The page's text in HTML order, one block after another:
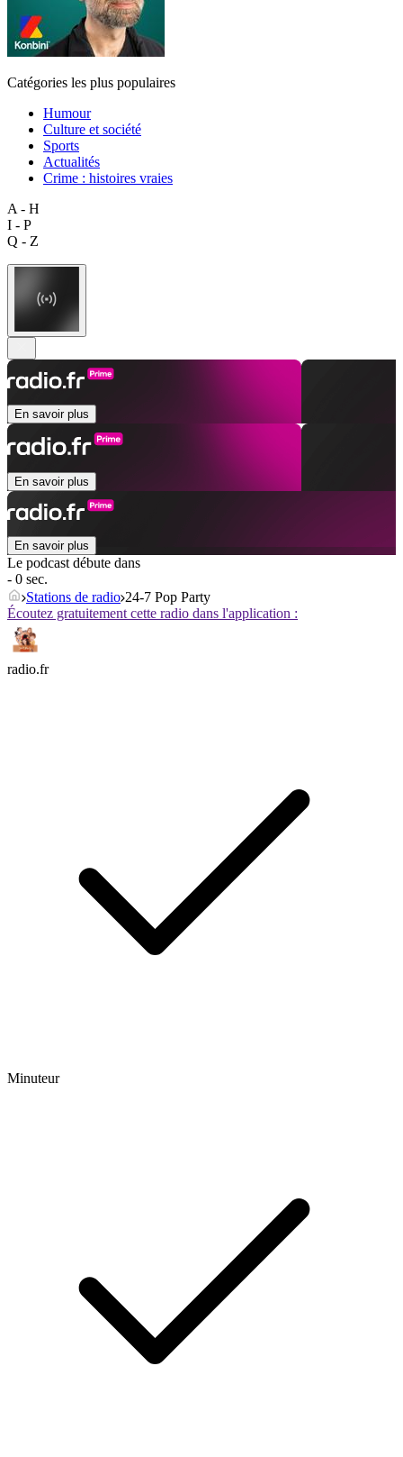
Catégories les plus populaires
Humour
Culture et société
Sports
Actualités
Crime : histoires vraies
A - H
I - P
Q - Z
En savoir plus
En savoir plus
En savoir plus
Le podcast débute dans
- 0 sec.
Stations de radio 24-7 Pop Party
Écoutez gratuitement cette radio dans l'application :
radio.fr
Minuteur